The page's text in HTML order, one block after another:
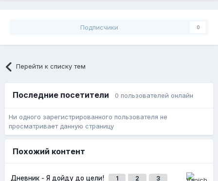
Подписчики 0
Перейти к списку тем
Последние посетители 0 пользователей онлайн
Ни одного зарегистрированного пользователя не
просматривает данную страницу
Похожий контент
Дневник - Я дойду до цели! 1 2 3